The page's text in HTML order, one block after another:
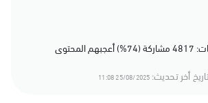
أخر تحديث: 25/08/2025 11:08